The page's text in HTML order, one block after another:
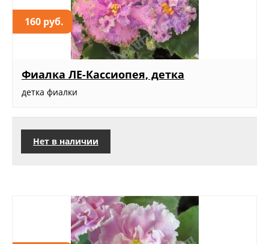
160 руб.
Фиалка ЛЕ-Кассиопея, детка
детка фиалки
Нет в наличии